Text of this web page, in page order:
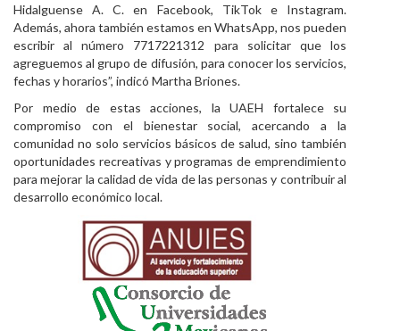
Hidalguense A. C. en Facebook, TikTok e Instagram.
Además, ahora también estamos en WhatsApp, nos pueden
escribir al número 7717221312 para solicitar que los
agreguemos al grupo de difusión, para conocer los servicios,
fechas y horarios”, indicó Martha Briones.
Por medio de estas acciones, la UAEH fortalece su
compromiso con el bienestar social, acercando a la
comunidad no solo servicios básicos de salud, sino también
oportunidades recreativas y programas de emprendimiento
para mejorar la calidad de vida de las personas y contribuir al
desarrollo económico local.